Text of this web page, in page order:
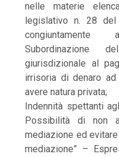
nelle materie
legislativo n. 28
Subordinazione
giurisdizionale al
irrisoria di denaro
avere natura privata;
Indennità spettanti
Possibilità di non
mediazione ed
mediazione” –